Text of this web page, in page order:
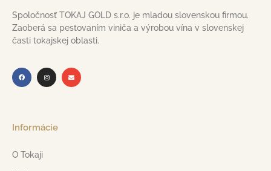
Spoločnosť TOKAJ GOLD s.r.o. je mladou slovenskou firmou.
Zaoberá sa pestovaním viniča a výrobou vína v slovenskej
časti tokajskej oblasti.
Informácie
O Tokaji